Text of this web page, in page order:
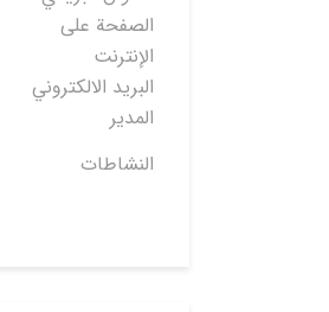
الصفحة على
الإنترنت
البريد الالكتروني
المدير
النشاطات